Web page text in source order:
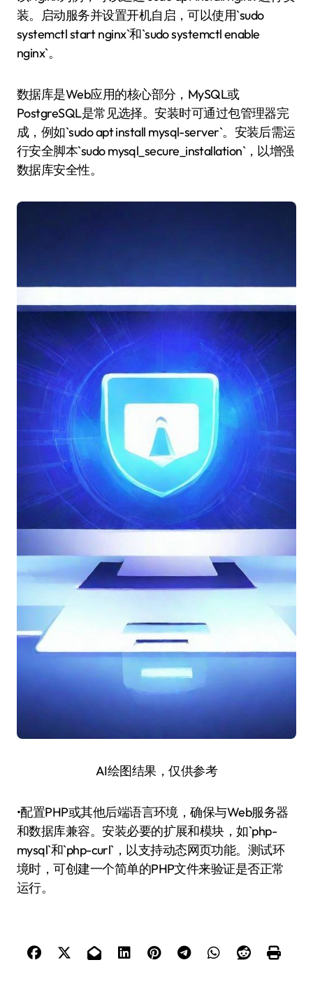
装。启动服务并设置开机自启，可以使用`sudo
systemctl start nginx`和`sudo systemctl enable
nginx`。
数据库是Web应用的核心部分，MySQL或
PostgreSQL是常见选择。安装时可通过包管理器完
成，例如`sudo apt install mysql-server`。安装后需运
行安全脚本`sudo mysql_secure_installation`，以增强
数据库安全性。
AI绘图结果，仅供参考
•配置PHP或其他后端语言环境，确保与Web服务器
和数据库兼容。安装必要的扩展和模块，如`php-
mysql`和`php-curl`，以支持动态网页功能。测试环
境时，可创建一个简单的PHP文件来验证是否正常
运行。